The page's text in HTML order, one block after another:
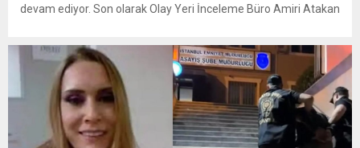
devam ediyor. Son olarak Olay Yeri İnceleme Büro Amiri Atakan
bulunan Dorukhan Büyükışık’a ilişkin yeniden açılan
soruşturmada tutuklamalar genişliyor. Son olarak dönemin...